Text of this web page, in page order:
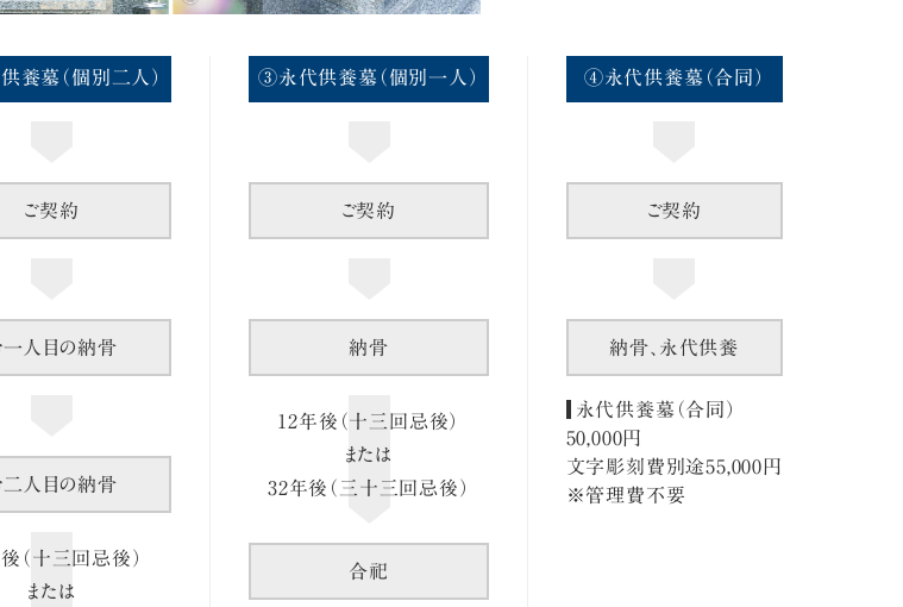
養墓（個別二人）
ご契約
一人目の納骨
二人目の納骨
（十三回忌後）
または
③永代供養墓（個別一人）
ご契約
納骨
12年後（十三回忌後）
または
32年後（三十三回忌後）
合祀
④永代供養墓（合同）
ご契約
納骨、永代供養
永代供養墓（合同）
50,000円
文字彫刻費別途55,000円
※管理費不要